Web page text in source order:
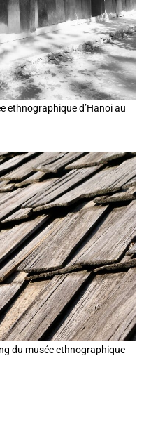
ethnographique d’Hanoi au
du musée ethnographique